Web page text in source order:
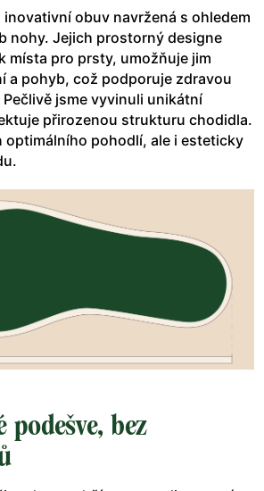
obuv navržená s ohledem
nohy. Jejich prostorný designe
místa pro prsty, umožňuje jim
a pohyb, což podporuje zdravou
jsme vyvinuli unikátní
přirozenou strukturu chodidla.
optimálního pohodlí, ale i esteticky
podešve, bez